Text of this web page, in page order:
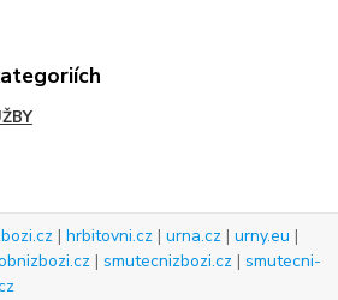
|hrbitovni.cz |urna.cz |urny.eu |
|smutecnizbozi.cz |smutecni-